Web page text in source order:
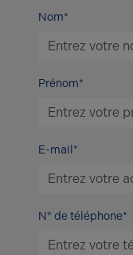
Nom*
Prénom*
E-mail*
N° de téléphone*